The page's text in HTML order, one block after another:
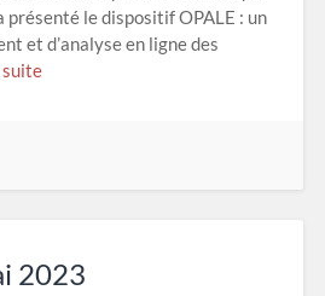
présenté le dispositif OPALE : un
et d’analyse en ligne des
suite
2023